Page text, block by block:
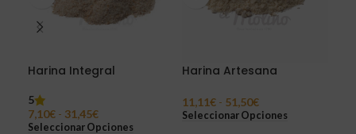
Harina Integral
5
7,10€ - 31,45€
Seleccionar Opciones
Harina Artesana
11,11€ - 51,50€
Seleccionar Opciones